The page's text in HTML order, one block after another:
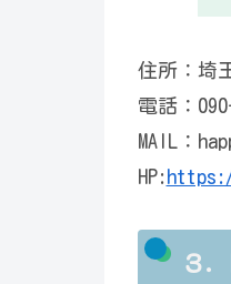
住所：埼
電話：
MAIL：
HP:
３